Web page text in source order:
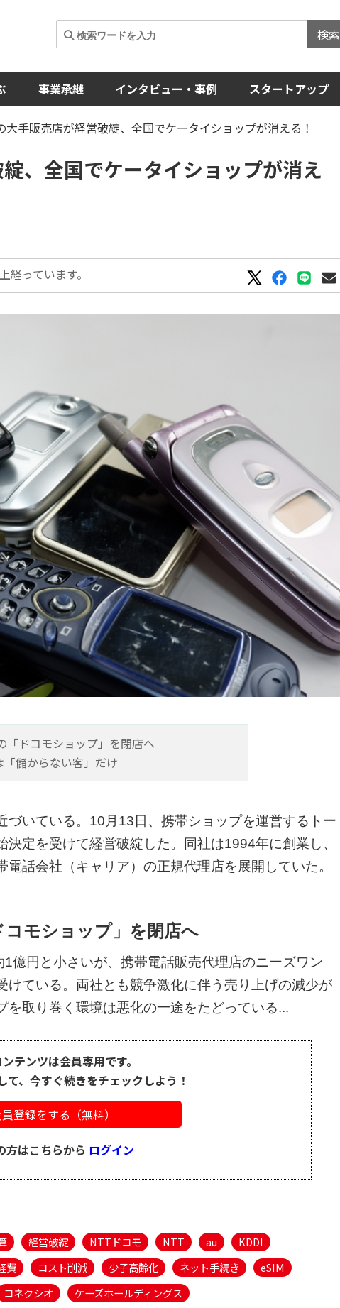
検索
事業承継 インタビュー・事例 スタートアップ
大手販売店が経営破綻、全国でケータイショップが消える！
、全国でケータイショップが消え
っています。
「ドコモショップ」を閉店へ
儲からない客」だけ
づいている。10月13日、携帯ショップを運営するトー
定を受けて経営破綻した。同社は1994年に創業し、
話会社（キャリア）の正規代理店を展開していた。
コモショップ」を閉店へ
億円と小さいが、携帯電話販売代理店のニーズワン
けている。両社とも競争激化に伴う売り上げの減少が
取り巻く環境は悪化の一途をたどっている...
テンツは会員専用です。
て、今すぐ続きをチェックしよう！
登録をする（無料）
方はこちらから ログイン
経営破綻 NTTドコモ NTT au
KDDI
費 コスト削減 少子高齢化 ネット手続き
eSIM
コネクシオ ケーズホールディングス